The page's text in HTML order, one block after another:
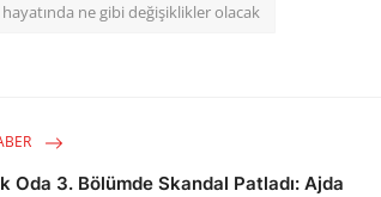
ne gibi değişiklikler olacak
Oda 3. Bölümde Skandal Patladı: Ajda